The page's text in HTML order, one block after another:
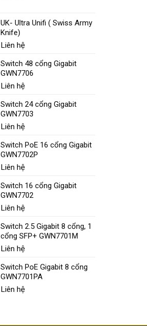
UK- Ultra Unifi ( Swiss Army
Knife)
Liên hệ
Switch 48 cổng Gigabit
GWN7706
Liên hệ
Switch 24 cổng Gigabit
GWN7703
Liên hệ
Switch PoE 16 cổng Gigabit
GWN7702P
Liên hệ
Switch 16 cổng Gigabit
GWN7702
Liên hệ
Switch 2.5 Gigabit 8 cổng, 1
cổng SFP+ GWN7701M
Liên hệ
Switch PoE Gigabit 8 cổng
GWN7701PA
Liên hệ